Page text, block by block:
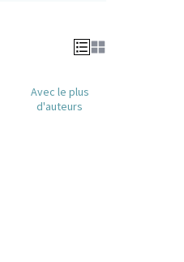
Avec le plus
d'auteurs